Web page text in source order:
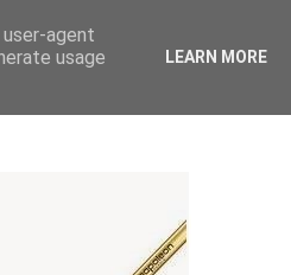
agent
usage
LEARN MORE